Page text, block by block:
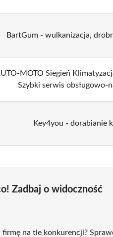
BartGum - wulkanizacja,
MOTO Siegień
Szybki serwis obsługowo-
Key4you - dorabianie
Zadbaj o widoczność
firmę na tle konkurencji?